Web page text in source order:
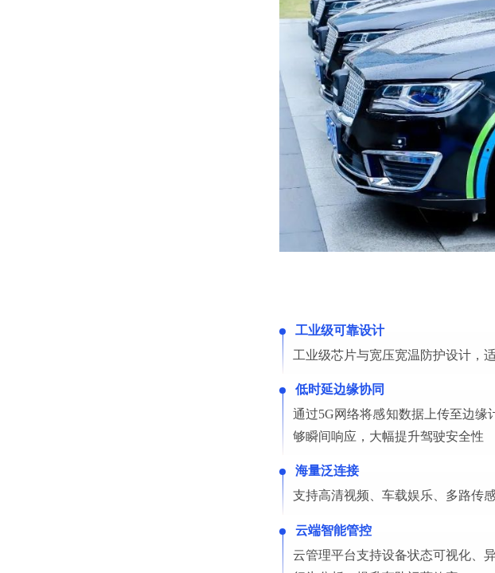
工业级可靠设计
工业级芯片与宽压宽温防护设计，
低时延边缘协同
通过5G网络将感知数据上传至边缘
够瞬间响应，大幅提升驾驶安全性
海量泛连接
支持高清视频、车载娱乐、多路传
云端智能管控
云管理平台支持设备状态可视化、